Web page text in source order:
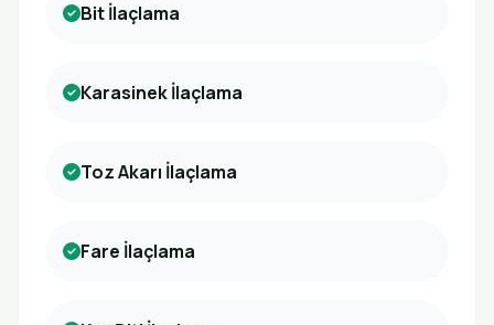
Bit İlaçlama
Karasinek İlaçlama
Toz Akarı İlaçlama
Fare İlaçlama